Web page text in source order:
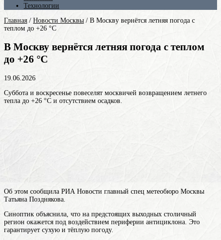
Технологии
Главная / Новости Москвы / В Москву вернётся летняя погода с
теплом до +26 °C
В Москву вернётся летняя погода с теплом
до +26 °C
19.06.2026
Суббота и воскресенье повеселят москвичей возвращением летнего
тепла до +26 °C и отсутствием осадков.
Об этом сообщила РИА Новости главный спец метеобюро Москвы
Татьяна Позднякова.
Синоптик объяснила, что на предстоящих выходных столичный
регион окажется под воздействием периферии антициклона. Это
гарантирует сухую и тёплую погоду.